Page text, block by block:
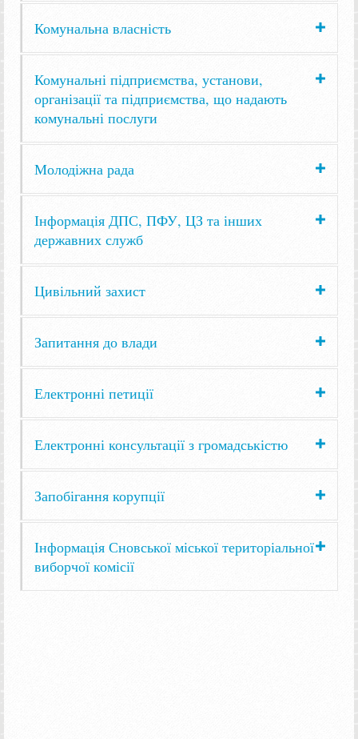
Комунальна власність
Комунальні підприємства, установи,
організації та підприємства, що надають
комунальні послуги
Молодіжна рада
Інформація ДПС, ПФУ, ЦЗ та інших
державних служб
Цивільний захист
Запитання до влади
Електронні петиції
Електронні консультації з громадськістю
Запобігання корупції
Інформація Сновської міської територіальної
виборчої комісії